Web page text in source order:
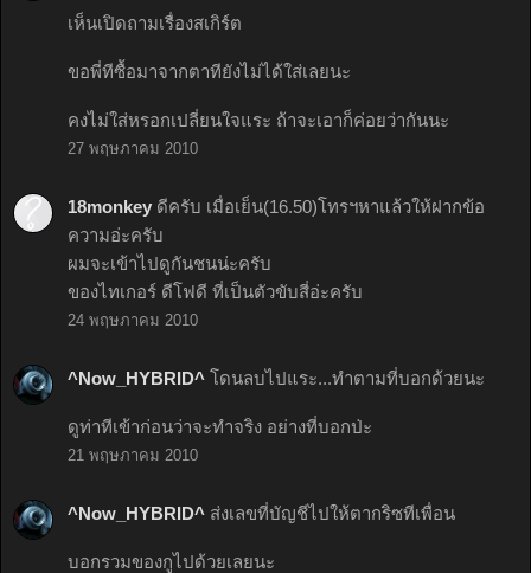
เห็นเปิดถามเรื่องสเกิร์ต
ขอพี่ทีซื้อมาจากตาทียังไม่ได้ใส่เลยนะ
คงไม่ใส่หรอกเปลี่ยนใจแระ ถ้าจะเอาก็ค่อยว่ากันนะ
27 พฤษภาคม 2010
18monkey ดีครับ เมื่อเย็น(16.50)โทรฯหาแล้วให้ฝากข้อ
ความอ่ะครับ
ผมจะเข้าไปดูกันชนน่ะครับ
ของไทเกอร์ ดีโฟดี ที่เป็นตัวขับสี่อ่ะครับ
24 พฤษภาคม 2010
^Now_HYBRID^ โดนลบไปแระ...ทำตามที่บอกด้วยนะ
ดูท่าทีเข้าก่อนว่าจะทำจริง อย่างที่บอกป่ะ
21 พฤษภาคม 2010
^Now_HYBRID^ ส่งเลขที่บัญชีไปให้ตากริซทีเพื่อน
บอกรวมของกูไปด้วยเลยนะ